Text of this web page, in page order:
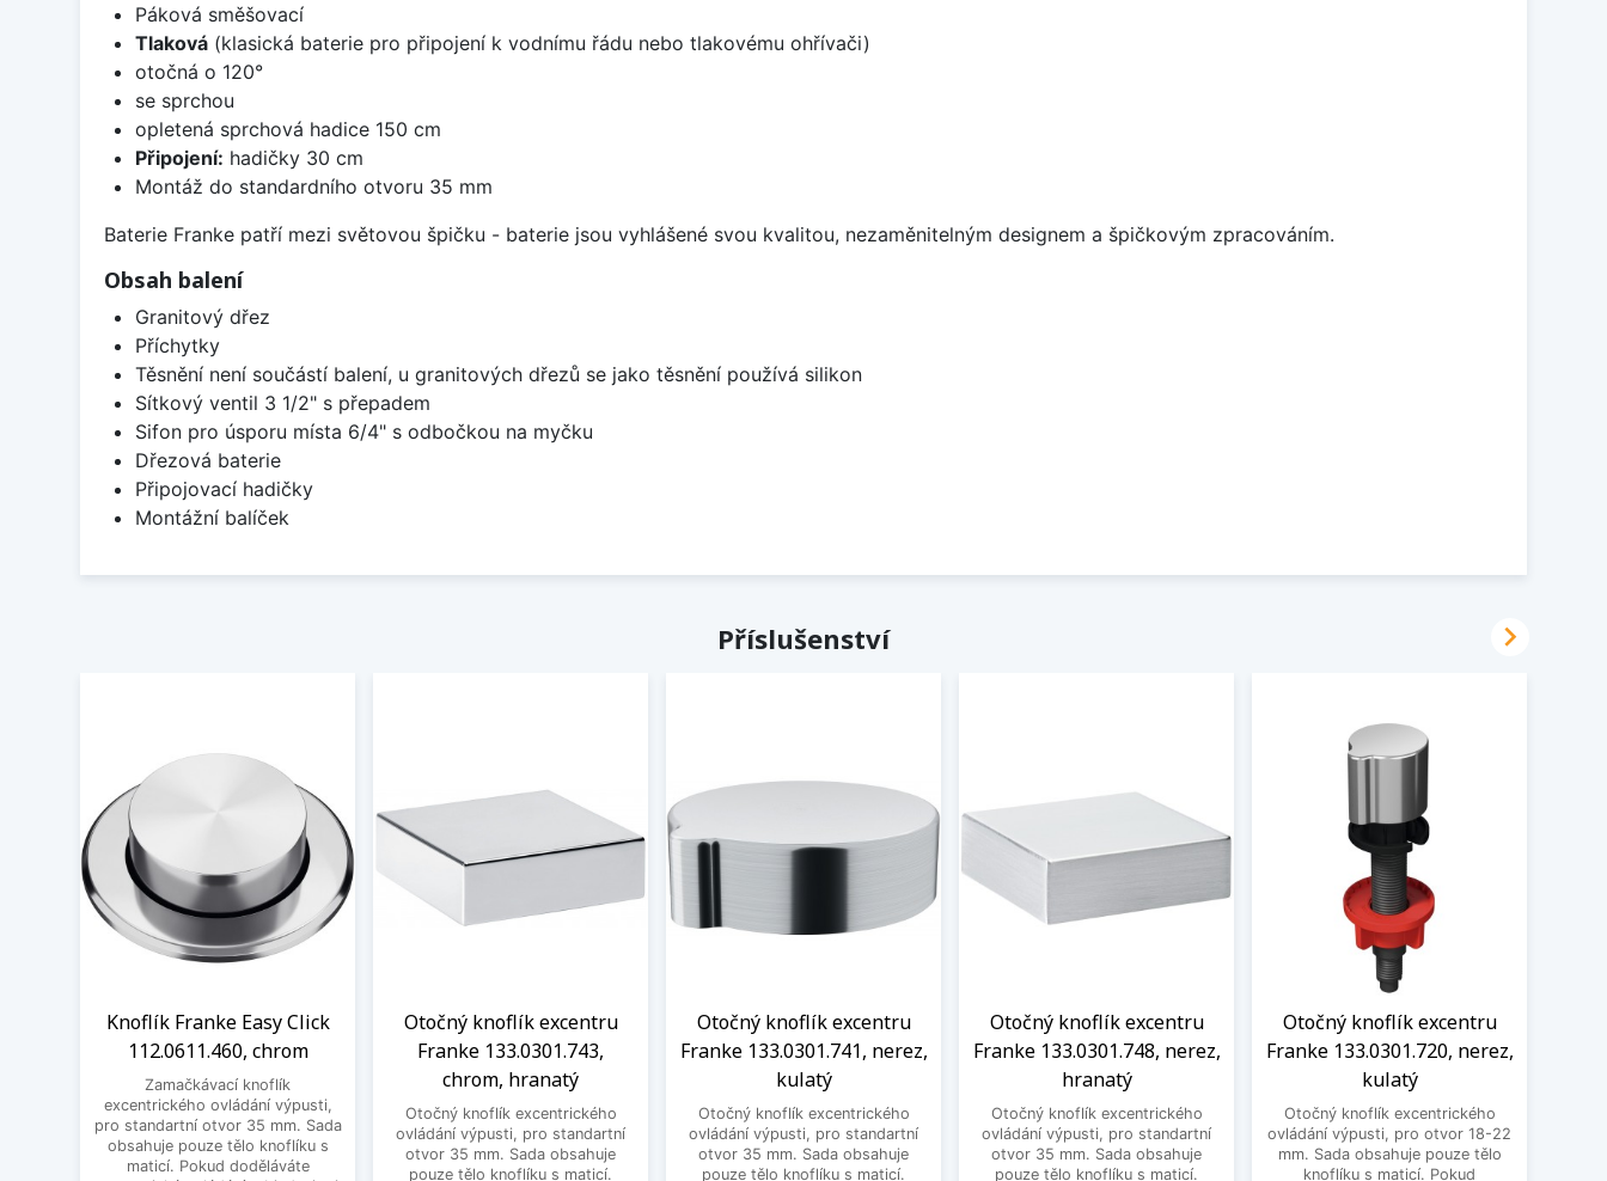
Páková směšovací
Tlaková(klasická baterie pro připojení k vodnímu řádu nebo tlakovému ohřívači)
otočná o 120°
se sprchou
opletená sprchová hadice 150 cm
Připojení: hadičky 30 cm
Montáž do standardního otvoru 35 mm
Baterie Franke patří mezi světovou špičku - baterie jsou vyhlášené svou kvalitou, nezaměnitelným designem a špičkovým zpracováním.
Obsah balení
Granitový dřez
Příchytky
Těsnění není součástí balení, u granitových dřezů se jako těsnění používá silikon
Sítkový ventil 3 1/2" s přepadem
Sifon pro úsporu místa 6/4" s odbočkou na myčku
Dřezová baterie
Připojovací hadičky
Montážní balíček
Příslušenství
Knoflík Franke Easy Click
112.0611.460, chrom
Zamačkávací knoflík
excentrického ovládání výpusti,
pro standartní otvor 35 mm. Sada
obsahuje pouze tělo knoflíku s
maticí. Pokud doděláváte
Otočný knoflík excentru
Franke 133.0301.743,
chrom, hranatý
Otočný knoflík excentrického
ovládání výpusti, pro standartní
otvor 35 mm. Sada obsahuje
pouze tělo knoflíku s maticí.
Otočný knoflík excentru
Franke 133.0301.741, nerez,
kulatý
Otočný knoflík excentrického
ovládání výpusti, pro standartní
otvor 35 mm. Sada obsahuje
pouze tělo knoflíku s maticí.
Otočný knoflík excentru
Franke 133.0301.748, nerez,
hranatý
Otočný knoflík excentrického
ovládání výpusti, pro standartní
otvor 35 mm. Sada obsahuje
pouze tělo knoflíku s maticí.
Otočný knoflík excentru
Franke 133.0301.720, nerez,
kulatý
Otočný knoflík excentrického
ovládání výpusti, pro otvor 18-22
mm. Sada obsahuje pouze tělo
knoflíku s maticí. Pokud
